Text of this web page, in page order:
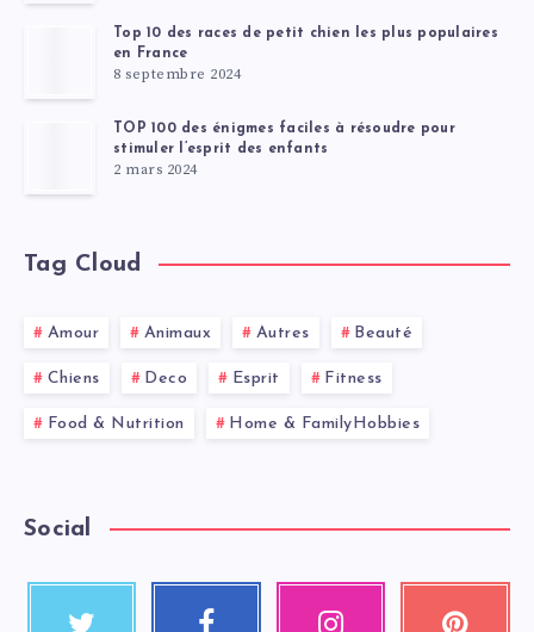
Top 10 des races de petit chien les plus populaires
en France
8 septembre 2024
TOP 100 des énigmes faciles à résoudre pour
stimuler l’esprit des enfants
2 mars 2024
Tag Cloud
Amour Animaux Autres Beauté
Chiens Deco Esprit Fitness
Food & Nutrition Home & FamilyHobbies
Social